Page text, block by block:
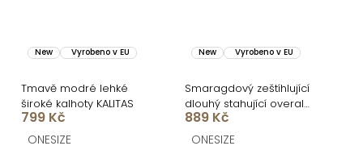
New Vyrobeno v EU
Tmavě modré lehké
široké kalhoty KALITAS
799 Kč
ONESIZE
New Vyrobeno v EU
Smaragdový zeštíhlující
dlouhý stahující overal
TRISERA
889 Kč
ONESIZE